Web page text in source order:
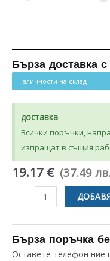
Бърза доставка
Наличности на склад
доставка
Всички поръчки,
изпращат в същия
19.17 € (37.49
количество
ОБТЯЖНА
РОЛКА
ЗА
Бърза поръчка
Оставете телефон